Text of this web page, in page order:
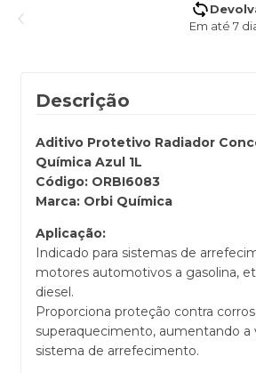
5% de desconto no
Pagando no Pix
Descrição
Aditivo Protetivo Radiador
Química Azul 1L
Código: ORBI6083
Marca: Orbi Química
Aplicação:
Indicado para sistemas de
motores automotivos a gasolina,
diesel.
Proporciona proteção contra
superaquecimento, aumentando a
sistema de arrefecimento.